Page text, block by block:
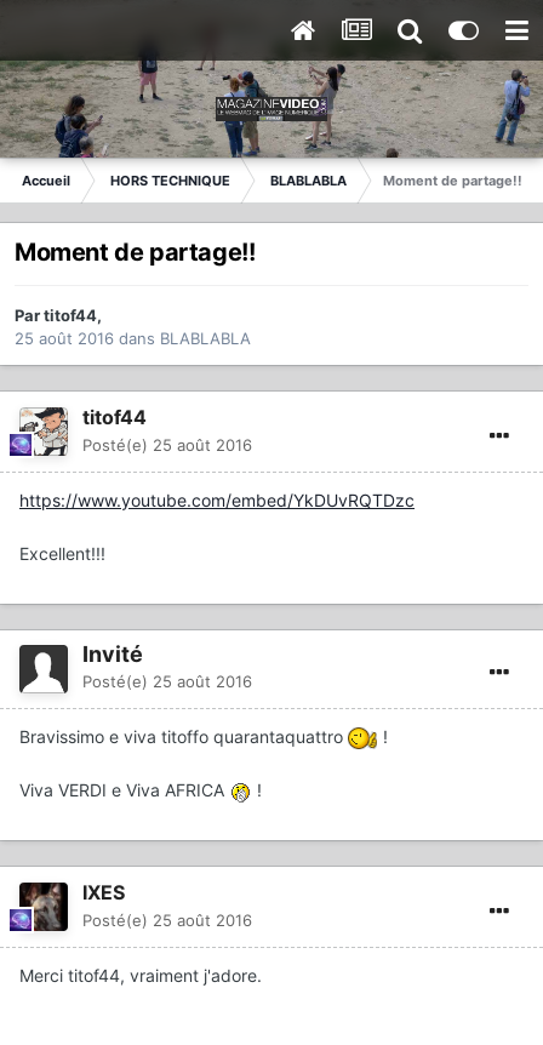
Accueil HORS TECHNIQUE BLABLABLA Moment de partage!!
Moment de partage!!
Partitof44,
25 août 2016 dans BLABLABLA
titof44
Posté(e) 25 août 2016
https://www.youtube.com/embed/YkDUvRQTDzc
Excellent!!!
Invité
Posté(e) 25 août 2016
Bravissimo e viva titoffo quarantaquattro !
Viva VERDI e Viva AFRICA !
IXES
Posté(e) 25 août 2016
Merci titof44, vraiment j'adore.